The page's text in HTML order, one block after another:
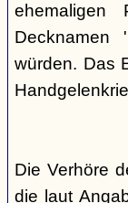
ehemaligen
Decknamen
würden. Das
Die Verhöre
die laut